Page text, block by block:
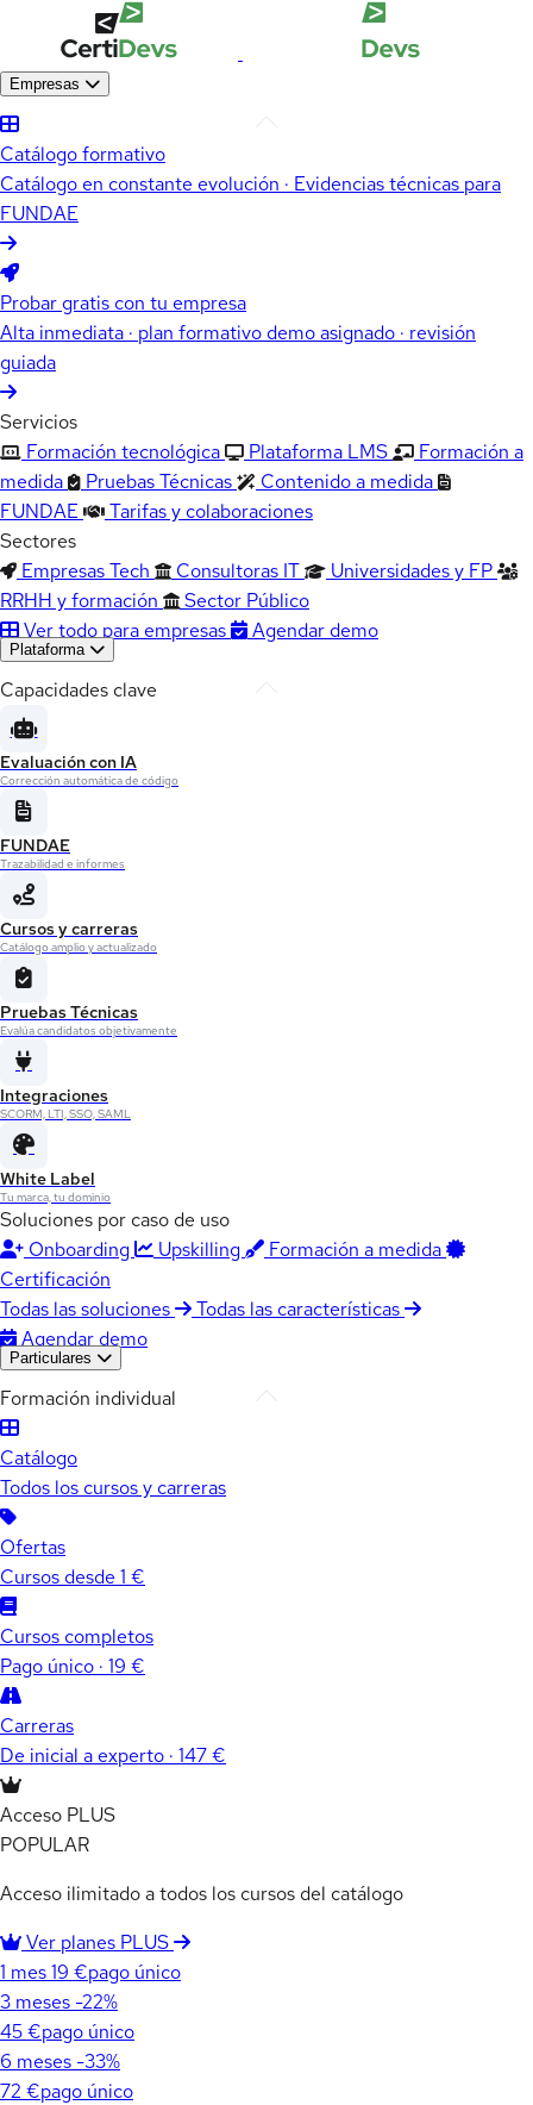
Empresas
Catálogo formativo
Catálogo en constante evolución · Evidencias técnicas para
FUNDAE
Probar gratis con tu empresa
Alta inmediata · plan formativo demo asignado · revisión
guiada
Servicios
Formación tecnológica
Plataforma LMS
Formación a
medida
Pruebas Técnicas
Contenido a medida
FUNDAE
Tarifas y colaboraciones
Sectores
Empresas Tech
Consultoras IT
Universidades y FP
RRHH y formación
Sector Público
Ver todo para empresas
Agendar demo
Plataforma
Capacidades clave
Evaluación con IA
Corrección automática de código
FUNDAE
Trazabilidad e informes
Cursos y carreras
Catálogo amplio y actualizado
Pruebas Técnicas
Evalúa candidatos objetivamente
Integraciones
SCORM, LTI, SSO, SAML
White Label
Tu marca, tu dominio
Soluciones por caso de uso
Onboarding
Upskilling
Formación a medida
Certificación
Todas las soluciones
Todas las características
Agendar demo
Particulares
Formación individual
Catálogo
Todos los cursos y carreras
Ofertas
Cursos desde 1 €
Cursos completos
Pago único · 19 €
Carreras
De inicial a experto · 147 €
Acceso PLUS
POPULAR
Acceso ilimitado a todos los cursos del catálogo
Ver planes PLUS
1 mes19 €pago único
3 meses -22%
45 €pago único
6 meses -33%
72 €pago único